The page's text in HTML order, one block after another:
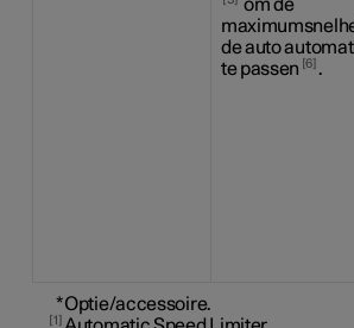
om de
de auto
te passen 6 .
*Optie/accessoire.
1